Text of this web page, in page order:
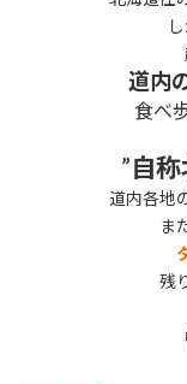
道内
食べ
”自
道内各地
ま
残